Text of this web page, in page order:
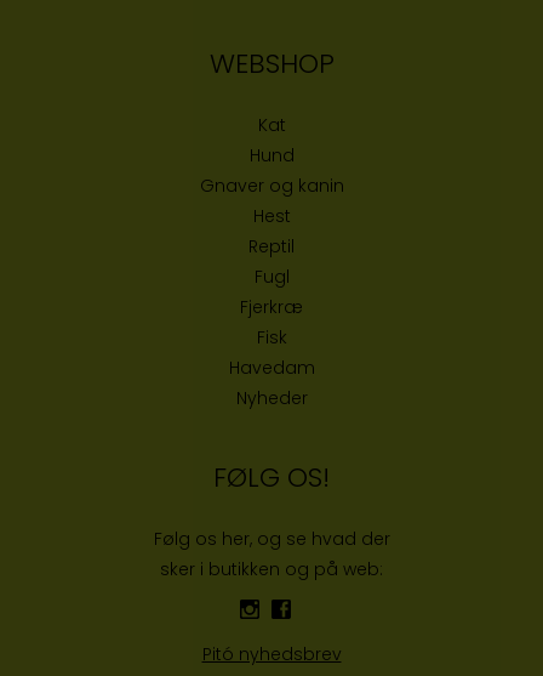
WEBSHOP
Kat
Hund
Gnaver og kanin
Hest
Reptil
Fugl
Fjerkræ
Fisk
Havedam
Nyheder
FØLG OS!
Følg os her, og se hvad der
sker i butikken og på web:
Pitó nyhedsbrev